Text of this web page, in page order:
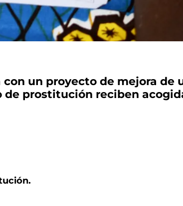
con un proyecto de mejora de
de prostitución reciben